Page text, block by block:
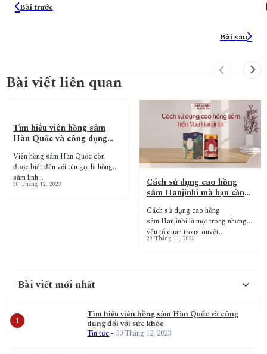
Bài trước
Bài sau
Bài viết liên quan
Tìm hiểu viên hồng sâm
Hàn Quốc và công dụng
Viên hồng sâm Hàn Quốc còn
được biết đến với tên gọi là hồng
sâm linh…
30 Tháng 12, 2023
Cách sử dụng cao hồng
sâm Hanjinbi mà bạn cần
Cách sử dụng cao hồng
sâm Hanjinbi là một trong những
yếu tố quan trọng quyết…
29 Tháng 11, 2023
Bài viết mới nhất
Tìm hiểu viên hồng sâm Hàn Quốc và công
dụng đối với sức khỏe
Tin tức- 30 Tháng 12, 2023